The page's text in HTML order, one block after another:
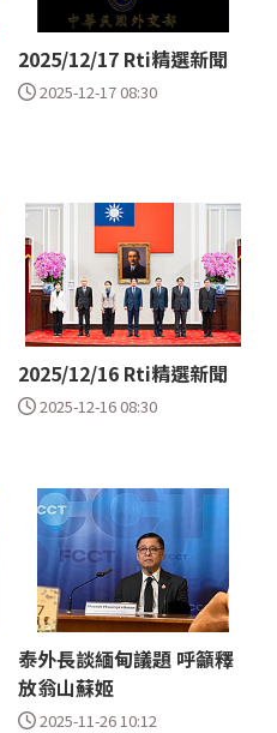
2025/12/17 Rti精選新聞
2025-12-17 08:30
2025/12/16 Rti精選新聞
2025-12-16 08:30
泰外長談緬甸議題 呼籲釋
放翁山蘇姬
2025-11-26 10:12